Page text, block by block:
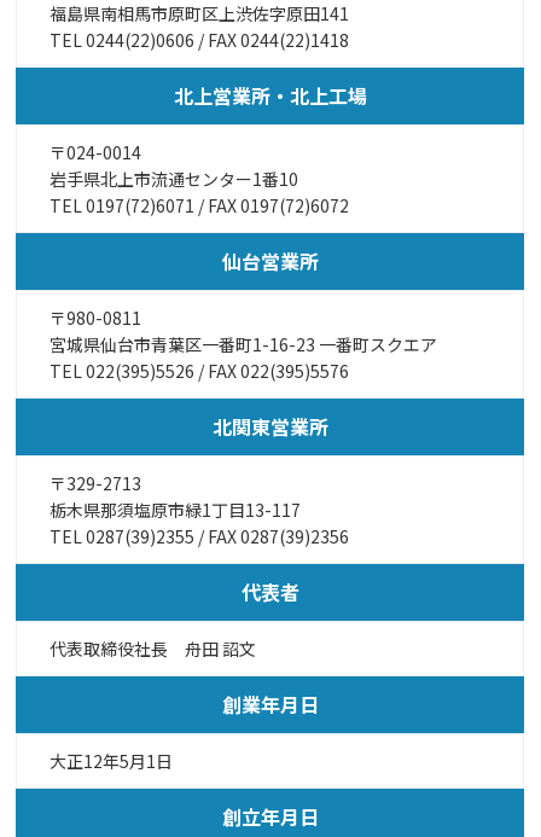
福島県南相馬市原町区上渋佐字原田141
TEL0244(22)0606 / FAX 0244(22)1418
北上営業所・北上工場
〒024-0014
岩手県北上市流通センター1番10
TEL0197(72)6071 / FAX 0197(72)6072
仙台営業所
〒980-0811
宮城県仙台市青葉区一番町1-16-23 一番町スクエア
TEL022(395)5526 / FAX 022(395)5576
北関東営業所
〒329-2713
栃木県那須塩原市緑1丁目13-117
TEL0287(39)2355 / FAX 0287(39)2356
代表者
代表取締役社長 舟田 詔文
創業年月日
大正12年5月1日
創立年月日